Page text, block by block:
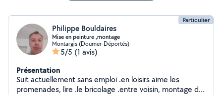
Particulier
Philippe Bouldaires
Mise en peinture ,montage
Montargis (Doumer-Déportés)
5/5 (1 avis)
Présentation
Suit actuellement sans emploi .en loisirs aime les
promenades, lire .le bricolage .entre voisin, montage de